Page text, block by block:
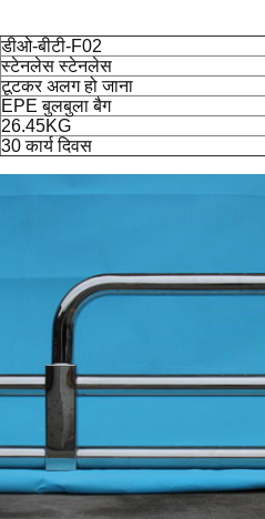
डीओ-बीटी-F02
स्टेनलेस स्टेनलेस
टूटकर अलग हो जाना
EPE बुलबुला बैग
26.45KG
30 कार्य दिवस